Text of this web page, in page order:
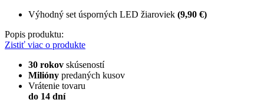
Výhodný set úsporných LED žiaroviek (9,90 €)
Popis produktu:
Zistiť viac o produkte
30 rokov skúseností
Milióny predaných kusov
Vrátenie tovaru
do 14 dní